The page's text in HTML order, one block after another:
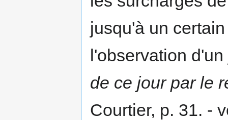
jusqu'à un
l'observation
de ce jour par le
Courtier, p. 31. -